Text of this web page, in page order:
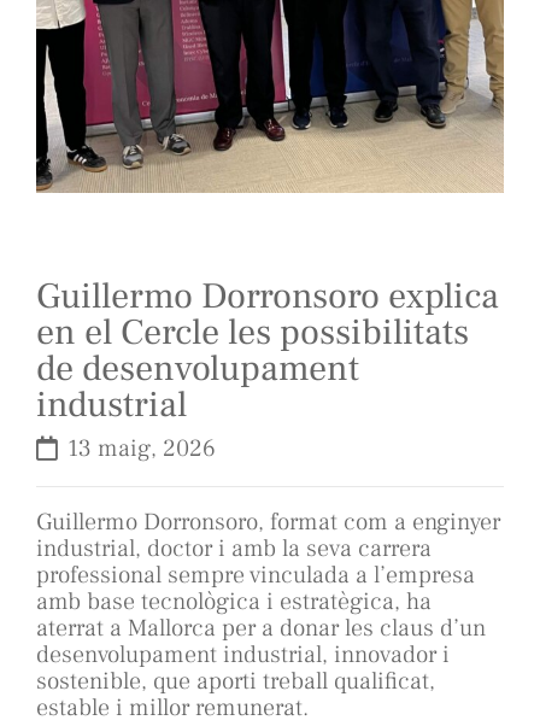
Guillermo Dorronsoro explica
en el Cercle les possibilitats
de desenvolupament
industrial
13 maig, 2026
Guillermo Dorronsoro, format com a enginyer
industrial, doctor i amb la seva carrera
professional sempre vinculada a l’empresa
amb base tecnològica i estratègica, ha
aterrat a Mallorca per a donar les claus d’un
desenvolupament industrial, innovador i
sostenible, que aporti treball qualificat,
estable i millor remunerat.